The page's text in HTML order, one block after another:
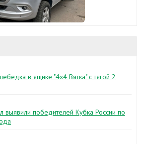
в ящике "4х4 Вятка" с тягой 2
выявили победителей Кубка России по